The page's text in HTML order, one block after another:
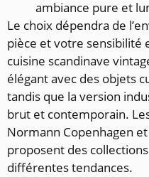
ambiance pure et
Le choix dépendra de
pièce et votre sensibilité
cuisine scandinave
élégant avec des objets
tandis que la version
brut et contemporain.
Normann Copenhagen
proposent des
différentes tendances.